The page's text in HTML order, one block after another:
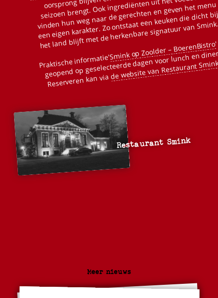
vinden hun weg naar de gerechten en geven het menu
een eigen karakter. Zo ontstaat een keuken die dicht
het land blijft met de herkenbare signatuur van
Praktische informatie'Smink op Zoolder – BoerenBistro'
geopend op geselecteerde dagen voor lunch en
Reserveren kan viade website van Restaurant
Restaurant Smink
Meer nieuws